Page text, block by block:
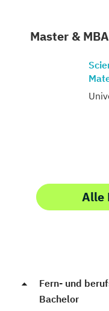
Master &
Alle
Fern- und
Bachelor